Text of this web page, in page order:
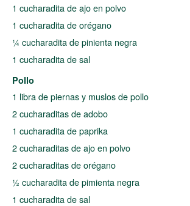
1 cucharadita de ajo en polvo
1 cucharadita de orégano
¼ cucharadita de pinienta negra
1 cucharadita de sal
Pollo
1 libra de piernas y muslos de pollo
2 cucharaditas de adobo
1 cucharadita de paprika
2 cucharaditas de ajo en polvo
2 cucharaditas de orégano
½ cucharadita de pimienta negra
1 cucharadita de sal